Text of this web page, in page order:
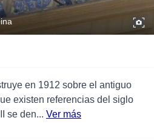
en 1912 sobre el antiguo
existen referencias del siglo
se den... Ver más